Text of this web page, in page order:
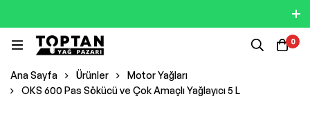
0
Ana Sayfa Ürünler
Motor Yağları
OKS 600 Pas Sökücü ve Çok Amaçlı Yağlayıcı 5 L